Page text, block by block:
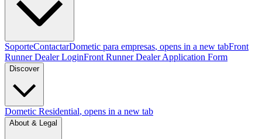
SoporteContactarDometic para empresas, opens in a new tabFront
Runner Dealer LoginFront Runner Dealer Application Form
Discover
Dometic Residential, opens in a new tab
About & Legal